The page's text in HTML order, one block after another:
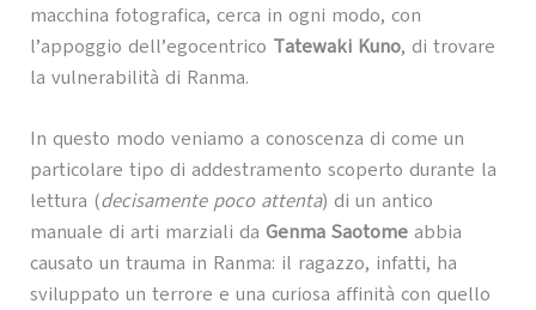
macchina fotografica, cerca in ogni modo, con
l’appoggio dell’egocentrico Tatewaki Kuno, di trovare
la vulnerabilità di Ranma.
In questo modo veniamo a conoscenza di come un
particolare tipo di addestramento scoperto durante la
lettura (decisamente poco attenta) di un antico
manuale di arti marziali da Genma Saotomeabbia
causato un trauma in Ranma: il ragazzo, infatti, ha
sviluppato un terrore e una curiosa affinità con quello